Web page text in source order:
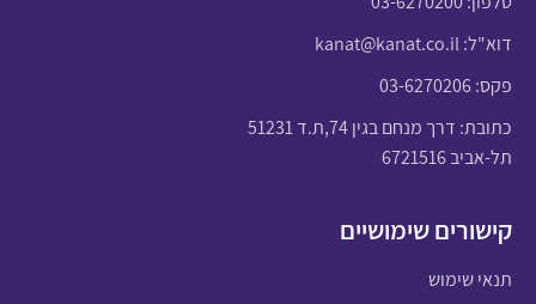
דוא"ל:kanat@kanat.co.il
פקס: 03-6270206
כתובת: דרך מנחם בגין 74,ת.ד 51231
תל-אביב 6721516
קישורים שימושיים
תנאי שימוש